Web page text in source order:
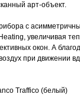
арт-объект.
с
увеличивая
окон. А
при движении
Traffico (белый)